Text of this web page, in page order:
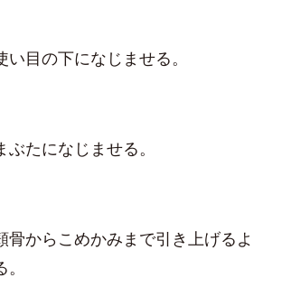
目の下になじませる。
たになじませる。
骨からこめかみまで引き上げるよ